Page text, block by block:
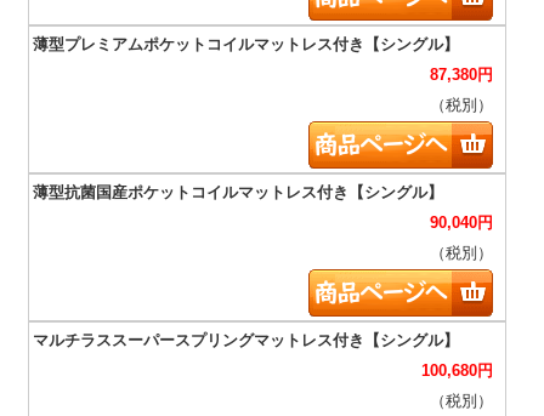
87,380円
（税別）
90,040円
（税別）
100,680円
（税別）